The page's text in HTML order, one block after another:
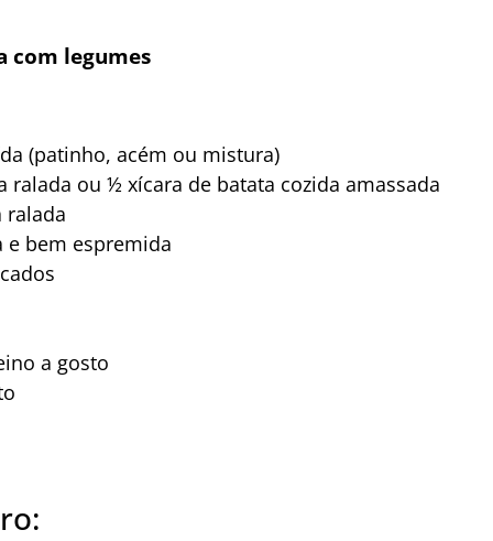
com legumes
(patinho, acém ou mistura)
ralada ou ½ xícara de batata cozida amassada
ralada
bem espremida
a gosto